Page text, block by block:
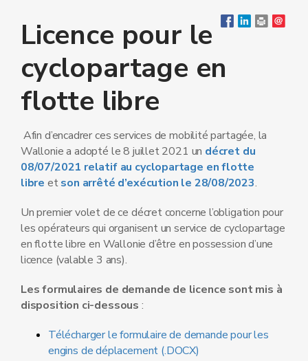
Licence pour le
cyclopartage en
flotte libre
Afin d’encadrer ces services de mobilité partagée, la
Wallonie a adopté le 8 juillet 2021 un décret du
08/07/2021 relatif au cyclopartage en flotte
libre etson arrêté d’exécution le 28/08/2023.
Un premier volet de ce décret concerne l’obligation pour
les opérateurs qui organisent un service de cyclopartage
en flotte libre en Wallonie d’être en possession d’une
licence (valable 3 ans).
Les formulaires de demande de licence sont mis à
disposition ci-dessous :
Télécharger le formulaire de demande pour les
engins de déplacement (.DOCX)